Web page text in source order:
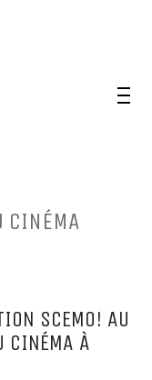
CINÉMA
SCEMO! AU
CINÉMA À